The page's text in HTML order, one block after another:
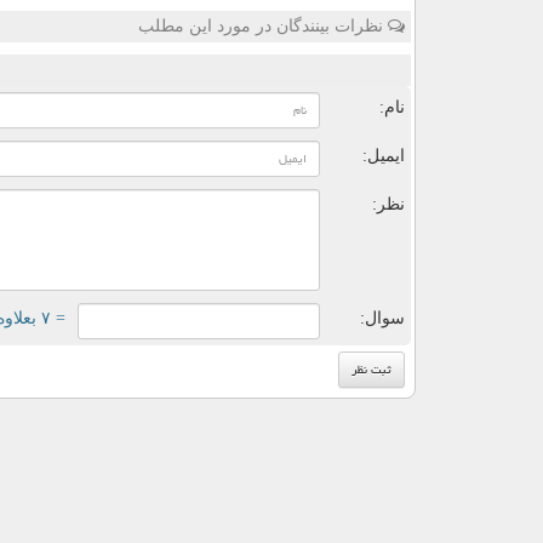
نظرات بینندگان در مورد این مطلب
نام:
ایمیل:
نظر:
سوال: = ۷ بعلاوه ۱